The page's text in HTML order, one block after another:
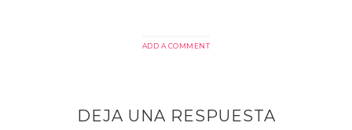
ADD A COMMENT
DEJA UNA RESPUESTA